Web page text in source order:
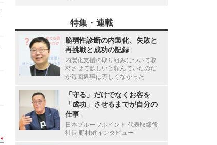
特集・連載
脆弱性診断の内製化、失敗と
再挑戦と成功の記録
内製化支援の取り組みについて取
材させて欲しいと頼んでいたのだ
が毎回返事は芳しくなかった
「守る」だけでなくお客を
「成功」させるまでが自分の
仕事
日本プルーフポイント 代表取締役
社長 野村健インタビュー